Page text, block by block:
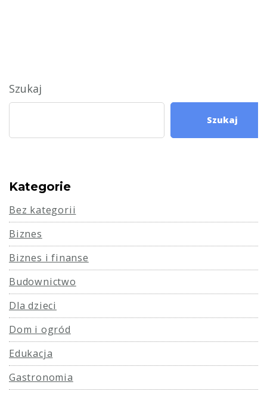
Szukaj
Szukaj
Kategorie
Bez kategorii
Biznes
Biznes i finanse
Budownictwo
Dla dzieci
Dom i ogród
Edukacja
Gastronomia